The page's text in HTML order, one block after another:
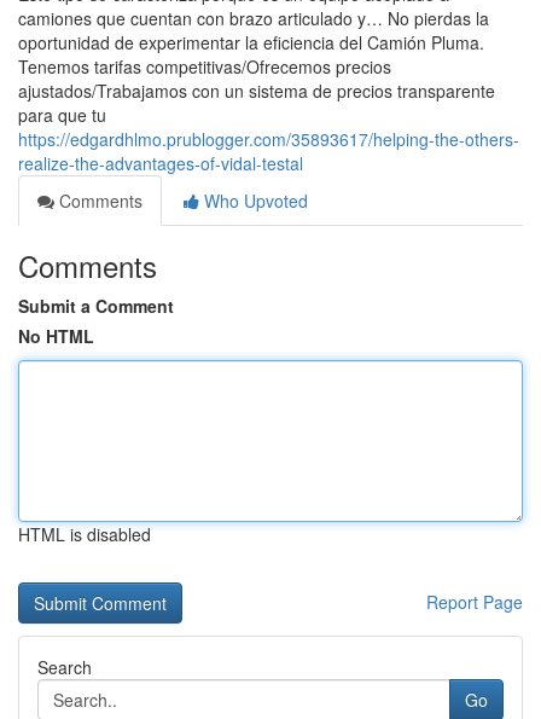
camiones que cuentan con brazo articulado y… No pierdas la
oportunidad de experimentar la eficiencia del Camión Pluma.
Tenemos tarifas competitivas/Ofrecemos precios
ajustados/Trabajamos con un sistema de precios transparente
para que tu
https://edgardhlmo.prublogger.com/35893617/helping-the-others-
realize-the-advantages-of-vidal-testal
Comments
Who Upvoted
Comments
Submit a Comment
No HTML
HTML is disabled
Report Page
Search
Go